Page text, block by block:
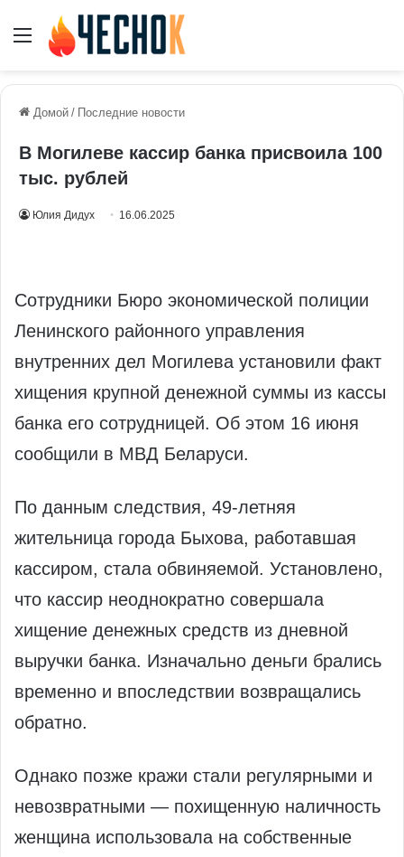
Меню
Домой / Последние новости
В Могилеве кассир банка присвоила 100
тыс. рублей
Юлия Дидух 16.06.2025
Сотрудники Бюро экономической полиции
Ленинского районного управления
внутренних дел Могилева установили факт
хищения крупной денежной суммы из кассы
банка его сотрудницей. Об этом 16 июня
сообщили в МВД Беларуси.
По данным следствия, 49-летняя
жительница города Быхова, работавшая
кассиром, стала обвиняемой. Установлено,
что кассир неоднократно совершала
хищение денежных средств из дневной
выручки банка. Изначально деньги брались
временно и впоследствии возвращались
обратно.
Однако позже кражи стали регулярными и
невозвратными — похищенную наличность
женщина использовала на собственные